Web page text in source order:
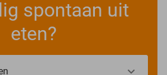
spontaan uit
eten?